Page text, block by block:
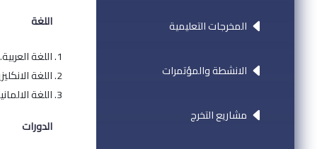
المخرجات التعليمية
الانشطة والمؤتمرات
مشاريع التخرج
اللغة
اللغة العربية.
اللغة
اللغة
الدورات